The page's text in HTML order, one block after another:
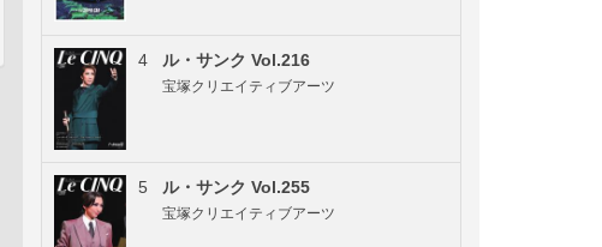
4 ル・サンク Vol.216
宝塚クリエイティブアーツ
5 ル・サンク Vol.255
宝塚クリエイティブアーツ